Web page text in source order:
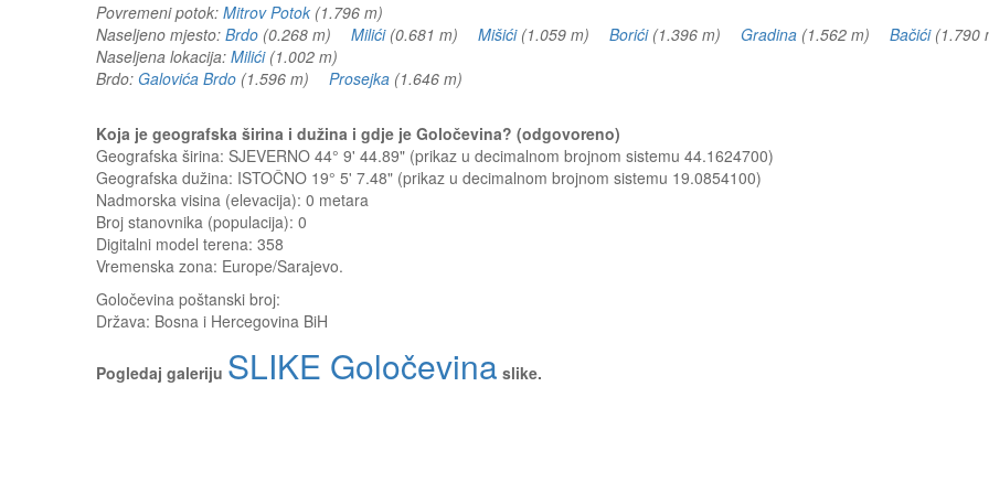
Povremeni potok: Mitrov Potok (1.796 m)
Naseljeno mjesto: Brdo (0.268 m) Milići(0.681 m) Mišići(1.059 m) Borići(1.396 m) Gradina (1.562 m) Bačići
Naseljena lokacija: Milići(1.002 m)
Brdo: Galovića Brdo (1.596 m) Prosejka (1.646 m)
Koja je geografska širina i dužina i gdje je Goločevina? (odgovoreno)
Geografska širina: SJEVERNO 44° 9' 44.89" (prikaz u decimalnom brojnom sistemu 44.1624700)
Geografska dužina: ISTOČNO 19° 5' 7.48" (prikaz u decimalnom brojnom sistemu 19.0854100)
Nadmorska visina (elevacija): 0 metara
Broj stanovnika (populacija): 0
Digitalni model terena: 358
Vremenska zona: Europe/Sarajevo.
Goločevina poštanski broj:
Država: Bosna i Hercegovina BiH
Pogledaj galeriju SLIKE Goločevina slike.